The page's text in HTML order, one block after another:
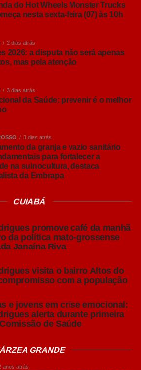
conhecer mais sobre aquilo que
que uma cerveja tem determinado
uma Pilsen e uma IPA ou
influencia o resultado final
muito mais interessante. Não existe
outro, sempre tem aquele que
do consumidor e com cada
Paula Nicolino, especialista em
Petrópolis.
principais estilos, vale entender
cervejas comerciais são
grandes famílias: Lager e Ale.
leveduras que trabalham em
em um processo conhecido
que resulta em bebidas
refrescantes e de sabor
o processo de alta
em temperaturas mais elevadas.
a formação de aromas mais
mais complexos.
que muitos brasileiros chamam
do Hot Wheels Monster Trucks
nesta sexta-feira (07) às 10h
2 dias atrás
2026: a disputa não será apenas
mas pela atenção
3 dias atrás
da Saúde: prevenir é o melhor
3 dias atrás
da granja e vazio sanitário
para fortalecer a
na suinocultura, destaca
da Embrapa
CUIABÁ
promove café da manhã
da política mato-grossense
Janaína Riva
visita o bairro Altos do
com a população
e jovens em crise emocional:
alerta durante primeira
de Saúde
GRANDE
anos atrás